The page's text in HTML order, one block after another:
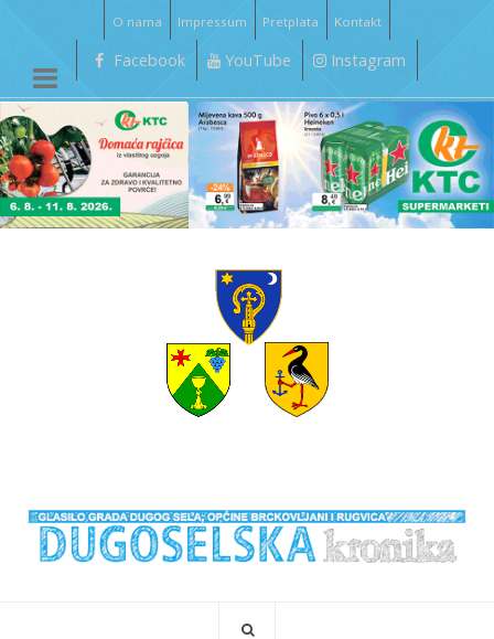
O nama Impressum Pretplata Kontakt
Facebook YouTube Instagram